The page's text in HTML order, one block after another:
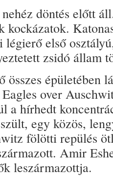
döntés előtt
kockázatok.
első
zsidó állam
épületében
over
a hírhedt
egy közös,
fölötti repülés
Amir
leszármazottja.